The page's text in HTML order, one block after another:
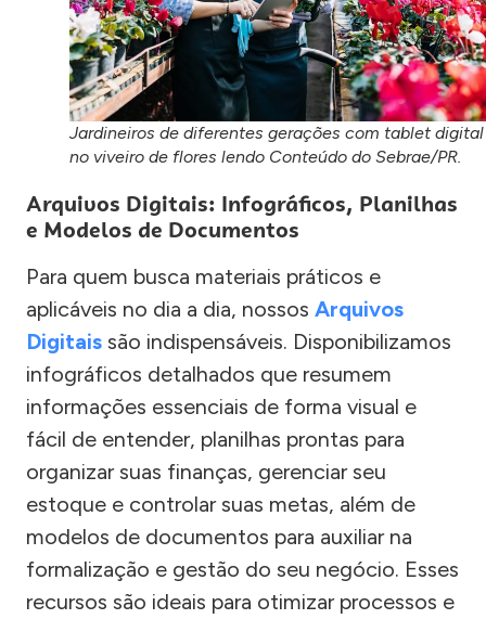
Jardineiros de diferentes gerações com tablet digital
no viveiro de flores lendo Conteúdo do Sebrae/PR.
Arquivos Digitais: Infográficos, Planilhas
e Modelos de Documentos
Para quem busca materiais práticos e
aplicáveis no dia a dia, nossos Arquivos
Digitais são indispensáveis. Disponibilizamos
infográficos detalhados que resumem
informações essenciais de forma visual e
fácil de entender, planilhas prontas para
organizar suas finanças, gerenciar seu
estoque e controlar suas metas, além de
modelos de documentos para auxiliar na
formalização e gestão do seu negócio. Esses
recursos são ideais para otimizar processos e